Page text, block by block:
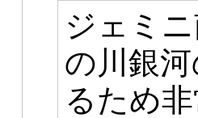
ジェミ
の川銀
るため